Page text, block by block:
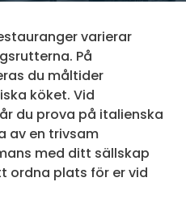
varierar
På
du måltider
köket. Vid
du prova på italienska
av en trivsam
med ditt sällskap
ordna plats för er vid